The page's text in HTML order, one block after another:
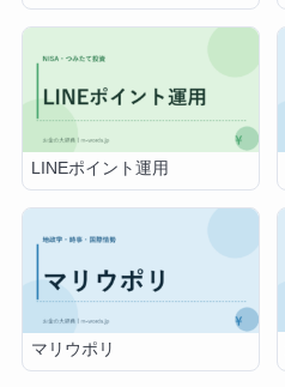
LINEポイント運用
マリウポリ